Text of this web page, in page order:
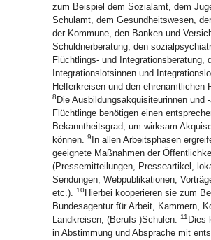
zum Beispiel dem Sozialamt, dem
Schulamt, dem Gesundheitswesen,
der Kommune, den Banken und
Schuldnerberatung, den
Flüchtlings- und Integrationsberatung,
Integrationslotsinnen und
Helferkreisen und den ehrenamtlichen
8 Die Ausbildungsakquisiteurinnen und
Flüchtlinge benötigen einen
Bekanntheitsgrad, um wirksam
können. 9 In allen Arbeitsphasen
geeignete Maßnahmen der
(Pressemitteilungen, Presseartikel,
Sendungen, Webpublikationen,
etc.). 10Hierbei kooperieren sie zum
Bundesagentur für Arbeit, Kammern,
Landkreisen, (Berufs-)Schulen. 11 Dies
in Abstimmung und Absprache mit